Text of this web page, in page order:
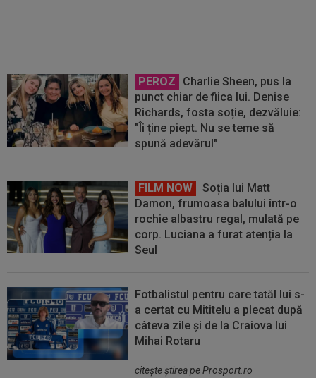
PEROZ
Charlie Sheen, pus la
punct chiar de fiica lui. Denise
Richards, fosta soție, dezvăluie:
"Îi ține piept. Nu se teme să
spună adevărul"
FILM NOW
Soția lui Matt
Damon, frumoasa balului într-o
rochie albastru regal, mulată pe
corp. Luciana a furat atenția la
Seul
Fotbalistul pentru care tatăl lui s-
a certat cu Mititelu a plecat după
câteva zile și de la Craiova lui
Mihai Rotaru
citeşte ştirea pe Prosport.ro